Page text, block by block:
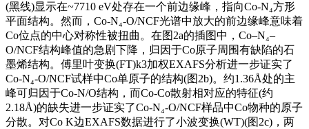
(黑线)显示在~7710 eV处存在一个前边缘峰，指向Co-N₄方形
平面结构。然而，Co-N₄-O/NCF光谱中放大的前边缘峰意味着
Co位点的中心对称性被扭曲。在图2a的插图中，Co–N₄–
O/NCF结构峰值的急剧下降，归因于Co原子周围有缺陷的石
墨烯结构。傅里叶变换(FT)k3加权EXAFS分析进一步证实了
Co-N₄-O/NCF试样中Co单原子的结构(图2b)。约1.36Å处的主
峰可归因于Co-N/O结构，而Co-Co散射相对应的特征(约
2.18Å)的缺失进一步证实了Co-N₄-O/NCF样品中Co物种的原子
分散。对Co K边EXAFS数据进行了小波变换(WT)(图2c)，两